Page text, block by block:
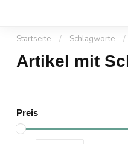
Startseite / Schlagworte /
Artikel mit
Preis